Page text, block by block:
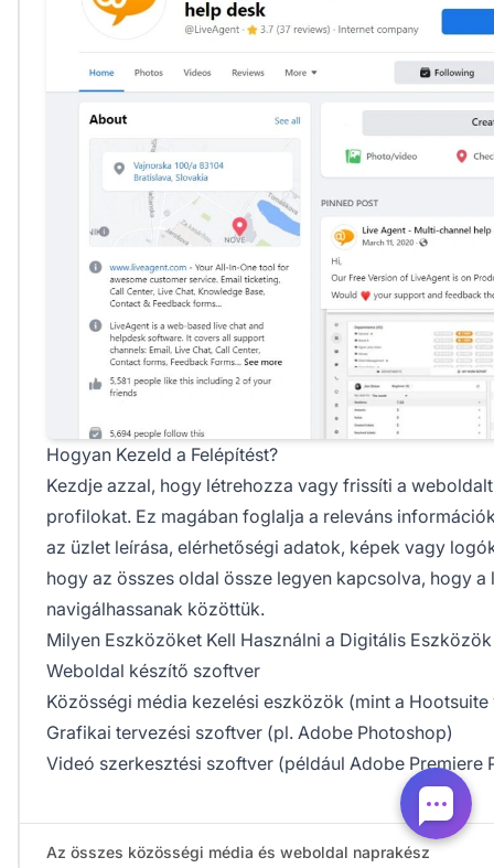
Hogyan Kezeld a Felépítést?
Kezdje azzal, hogy létrehozza vagy frissíti a
profilokat. Ez magában foglalja a releváns
az üzlet leírása, elérhetőségi adatok, képek vagy
hogy az összes oldal össze legyen kapcsolva, hogy
navigálhassanak közöttük.
Milyen Eszközöket Kell Használni a Digitális
Weboldal készítő szoftver
Közösségi média kezelési eszközök (mint a
Grafikai tervezési szoftver (pl. Adobe Photoshop)
Videó szerkesztési szoftver (például Adobe Premiere
Az összes közösségi média és weboldal naprakész